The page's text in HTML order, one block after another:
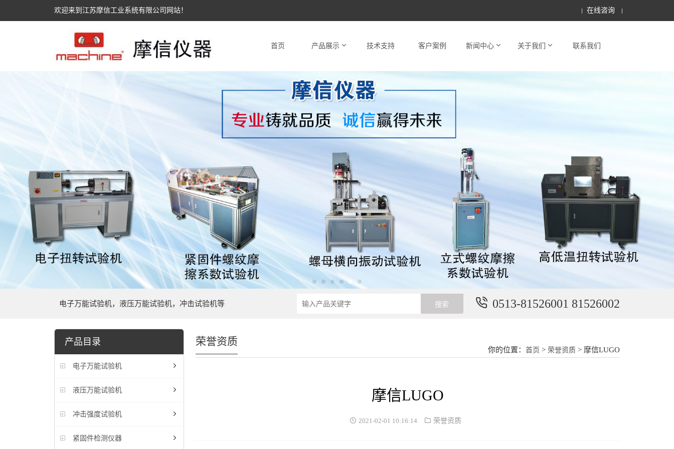
欢迎来到江苏摩信工业系统有限公司网站！ 在线咨询
首页 产品展示 技术支持 客户案例 新闻中心 关于我们 联系我们
电子万能试验机，液压万能试验机，冲击试验机等 0513-81526001 81526002
产品目录
电子万能试验机
液压万能试验机
冲击强度试验机
紧固件检测仪器
你的位置：首页 >荣誉资质 > 摩信LUGO
荣誉资质
摩信LUGO
2021-02-01 10:16:14 荣誉资质